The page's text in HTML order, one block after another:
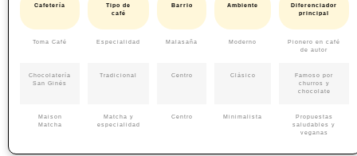
Cafetería
Tipo de
café
Barrio Ambiente
Diferenciador
principal
Toma Café Especialidad Malasaña Moderno
Pionero en café
de autor
Chocolatería
San Ginés
Tradicional Centro Clásico
Famoso por
churros y
chocolate
Maison
Matcha
Matcha y
especialidad
Centro Minimalista
Propuestas
saludables y
veganas